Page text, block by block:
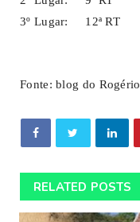
3º Lugar: 12ª RT
Fonte: blog do
RELATED POSTS